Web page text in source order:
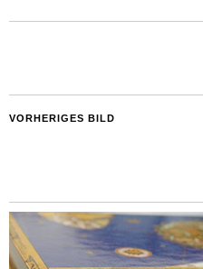
VORHERIGES BILD